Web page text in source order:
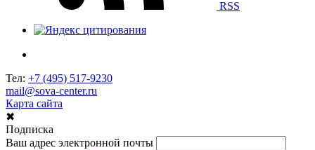
RSS
Тел: +7 (495) 517-9230
mail@sova-center.ru
Карта сайта
✖
Подписка
Ваш адрес электронной почты